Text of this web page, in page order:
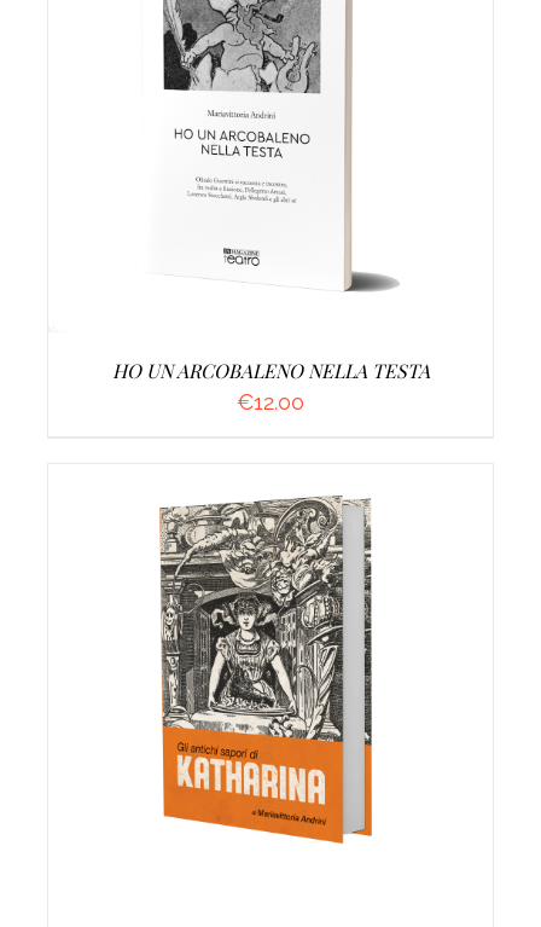
AGGIUNGI AL CARRELLO
HO UN ARCOBALENO NELLA TESTA
€12.00
AGGIUNGI AL CARRELLO / DETTAGLI